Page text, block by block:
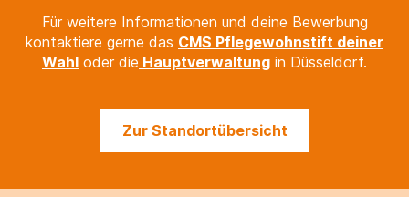
Für weitere Informationen und deine Bewerbung
kontaktiere gerne das CMS Pflegewohnstift deiner
Wahl oder die Hauptverwaltung in Düsseldorf.
Zur Standortübersicht